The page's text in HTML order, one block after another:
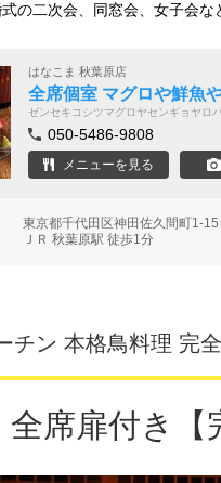
の二次会、同窓会、女子会な
はなこま 秋葉原店
全席個室 マグロや鮮魚
ゼンセキコシツマグロヤセンギョヤロ
050-5486-9808
メニューを見る
東京都千代田区神田佐久間町1-
ＪＲ 秋葉原駅 徒歩1分
チン 本格鳥料理 完
全席扉付き【